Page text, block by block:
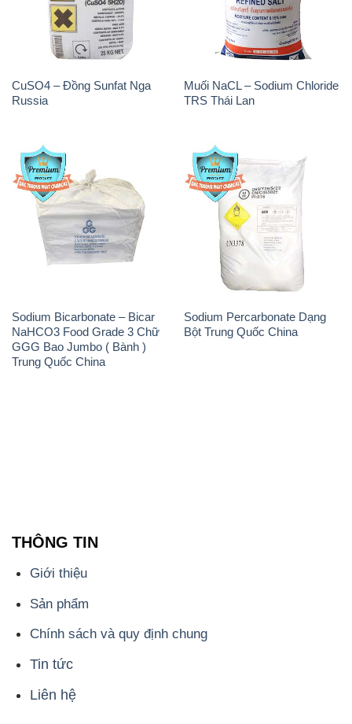
CuSO4 – Đồng Sunfat Nga
Russia
Muối NaCL – Sodium Chloride
TRS Thái Lan
Sodium Bicarbonate – Bicar
NaHCO3 Food Grade 3 Chữ
GGG Bao Jumbo ( Bành )
Trung Quốc China
Sodium Percarbonate Dạng
Bột Trung Quốc China
THÔNG TIN
Giới thiệu
Sản phẩm
Chính sách và quy định chung
Tin tức
Liên hệ